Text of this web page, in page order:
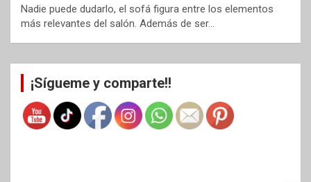
Nadie puede dudarlo, el sofá figura entre los elementos
más relevantes del salón. Además de ser…
¡Sígueme y comparte!!